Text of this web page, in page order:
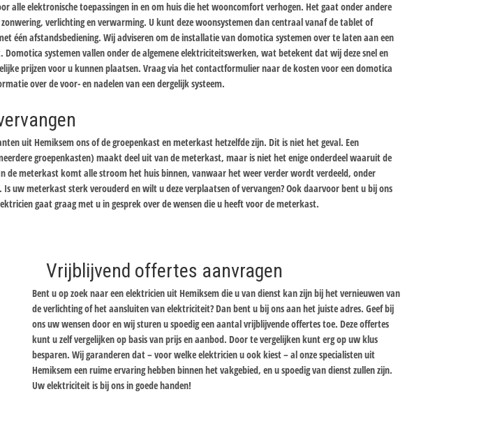
alle elektronische toepassingen in en om huis die het wooncomfort verhogen. Het gaat onder andere
verlichting en verwarming. U kunt deze woonsystemen dan centraal vanaf de tablet of
één afstandsbediening. Wij adviseren om de installatie van domotica systemen over te laten aan een
systemen vallen onder de algemene elektriciteitswerken, wat betekent dat wij deze snel en
prijzen voor u kunnen plaatsen. Vraag via het contactformulier naar de kosten voor een domotica
over de voor- en nadelen van een dergelijk systeem.
uit Hemiksem ons of de groepenkast en meterkast hetzelfde zijn. Dit is niet het geval. Een
groepenkasten) maakt deel uit van de meterkast, maar is niet het enige onderdeel waaruit de
de meterkast komt alle stroom het huis binnen, vanwaar het weer verder wordt verdeeld, onder
Is uw meterkast sterk verouderd en wilt u deze verplaatsen of vervangen? Ook daarvoor bent u bij ons
gaat graag met u in gesprek over de wensen die u heeft voor de meterkast.
Vrijblijvend offertes aanvragen
Bent u op zoek naar een elektricien uit Hemiksem die u van dienst kan zijn bij het vernieuwen van
de verlichting of het aansluiten van elektriciteit? Dan bent u bij ons aan het juiste adres. Geef bij
ons uw wensen door en wij sturen u spoedig een aantal vrijblijvende offertes toe. Deze offertes
kunt u zelf vergelijken op basis van prijs en aanbod. Door te vergelijken kunt erg op uw klus
besparen. Wij garanderen dat – voor welke elektricien u ook kiest – al onze specialisten uit
Hemiksem een ruime ervaring hebben binnen het vakgebied, en u spoedig van dienst zullen zijn.
Uw elektriciteit is bij ons in goede handen!